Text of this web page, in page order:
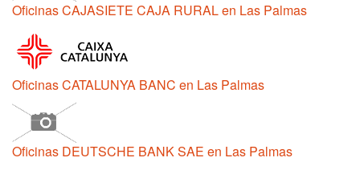
Oficinas CAJASIETE CAJA RURAL en Las Palmas
Oficinas CATALUNYA BANC en Las Palmas
Oficinas DEUTSCHE BANK SAE en Las Palmas